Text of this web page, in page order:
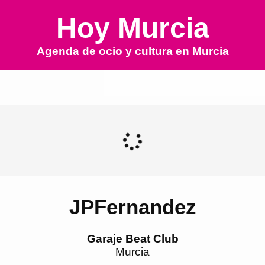
Hoy Murcia
Agenda de ocio y cultura en Murcia
JPFernandez
Garaje Beat Club
Murcia